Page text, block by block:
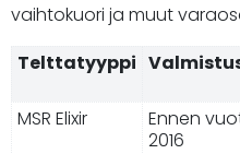
vaihtokuori ja muut
Telttatyyppi
MSR Elixir
Ennen
2016